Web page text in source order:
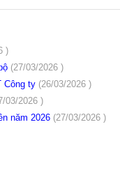
)
(27/03/2026 )
Công ty (26/03/2026 )
03/2026 )
năm 2026 (27/03/2026 )